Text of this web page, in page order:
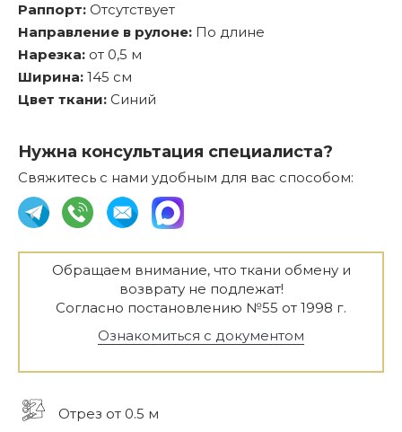
Раппорт: Отсутствует
Направление в рулоне: По длине
Нарезка: от 0,5 м
Ширина: 145 см
Цвет ткани: Синий
Нужна консультация специалиста?
Свяжитесь с нами удобным для вас способом:
Обращаем внимание, что ткани обмену и
возврату не подлежат!
Согласно постановлению №55 от 1998 г.
Ознакомиться с документом
Отрез от 0.5 м